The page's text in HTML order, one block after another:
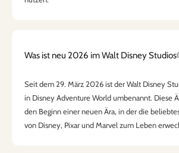
Was ist neu 2026 im Walt Disney
Seit dem 29. März 2026 ist der Walt Disney
in Disney Adventure World umbenannt. Diese
den Beginn einer neuen Ära, in der die
von Disney, Pixar und Marvel zum Leben